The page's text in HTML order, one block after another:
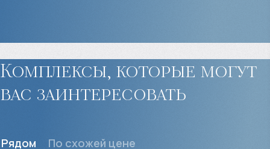
Комплексы, которые могут
вас заинтересовать
Рядом По схожей цене